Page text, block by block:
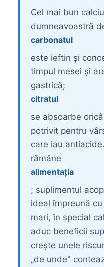
Cel mai bun
dumneavoastră
carbonatul
este ieftin și
timpul mesei și
gastrică;
citratul
se absoarbe
potrivit pentru
care iau
rămâne
alimentația
; suplimentul
ideal împreună
mari, în special
aduc beneficii
crește unele
„de unde"